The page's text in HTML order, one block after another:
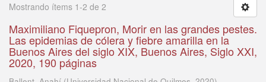
Mostrando ítems 1-2 de 2
Maximiliano Fiquepron, Morir en las grandes pestes.
Las epidemias de cólera y fiebre amarilla en la
Buenos Aires del siglo XIX, Buenos Aires, Siglo XXI,
2020, 190 páginas